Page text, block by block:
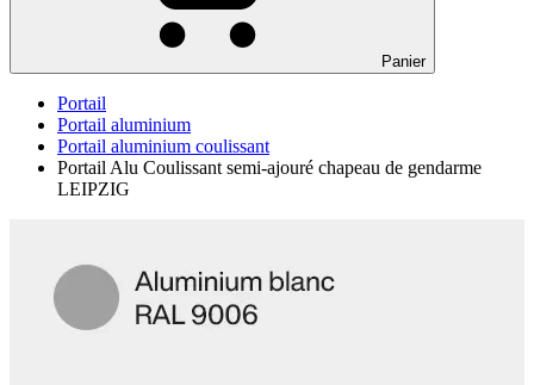
Panier
Portail
Portail aluminium
Portail aluminium coulissant
Portail Alu Coulissant semi-ajouré chapeau de gendarme
LEIPZIG